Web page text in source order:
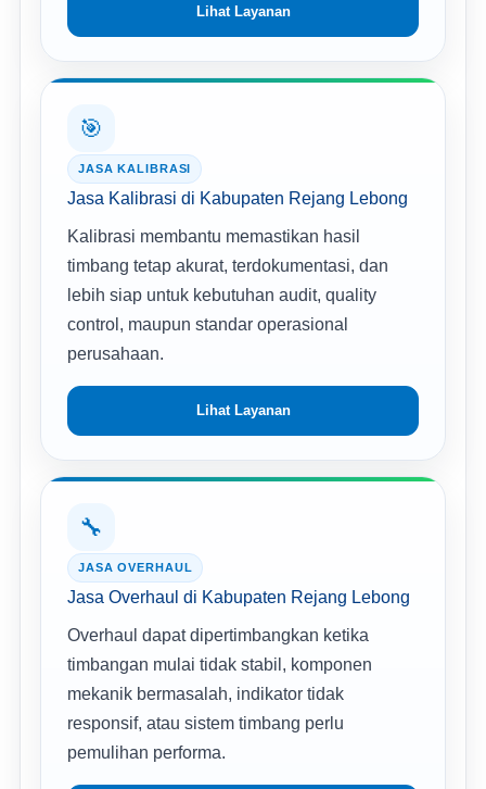
Lihat Layanan
🎯
JASA KALIBRASI
Jasa Kalibrasi di Kabupaten Rejang Lebong
Kalibrasi membantu memastikan hasil
timbang tetap akurat, terdokumentasi, dan
lebih siap untuk kebutuhan audit, quality
control, maupun standar operasional
perusahaan.
Lihat Layanan
🔧
JASA OVERHAUL
Jasa Overhaul di Kabupaten Rejang Lebong
Overhaul dapat dipertimbangkan ketika
timbangan mulai tidak stabil, komponen
mekanik bermasalah, indikator tidak
responsif, atau sistem timbang perlu
pemulihan performa.